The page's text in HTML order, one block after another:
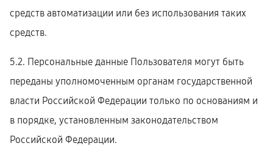
средств автоматизации или без использования таких
средств.
5.2. Персональные данные Пользователя могут быть
переданы уполномоченным органам государственной
власти Российской Федерации только по основаниям и
в порядке, установленным законодательством
Российской Федерации.